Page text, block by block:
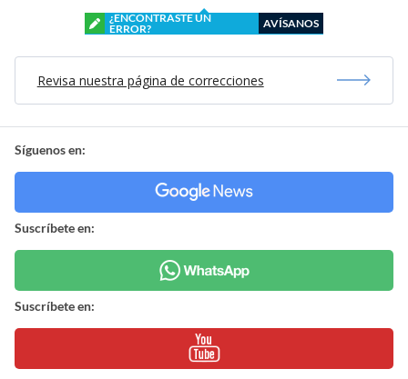
¿ENCONTRASTE UN
ERROR?
AVÍSANOS
Revisa nuestra página de correcciones
Síguenos en:
Suscríbete en:
Suscríbete en: